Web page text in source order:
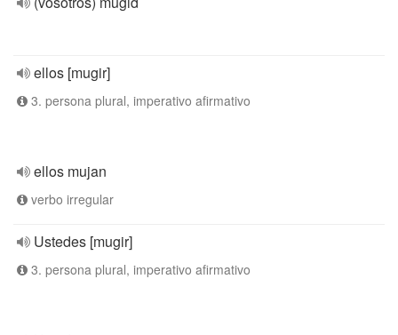
ellos [mugir]
3. persona plural, imperativo afirmativo
ellos mujan
verbo irregular
Ustedes [mugir]
3. persona plural, imperativo afirmativo